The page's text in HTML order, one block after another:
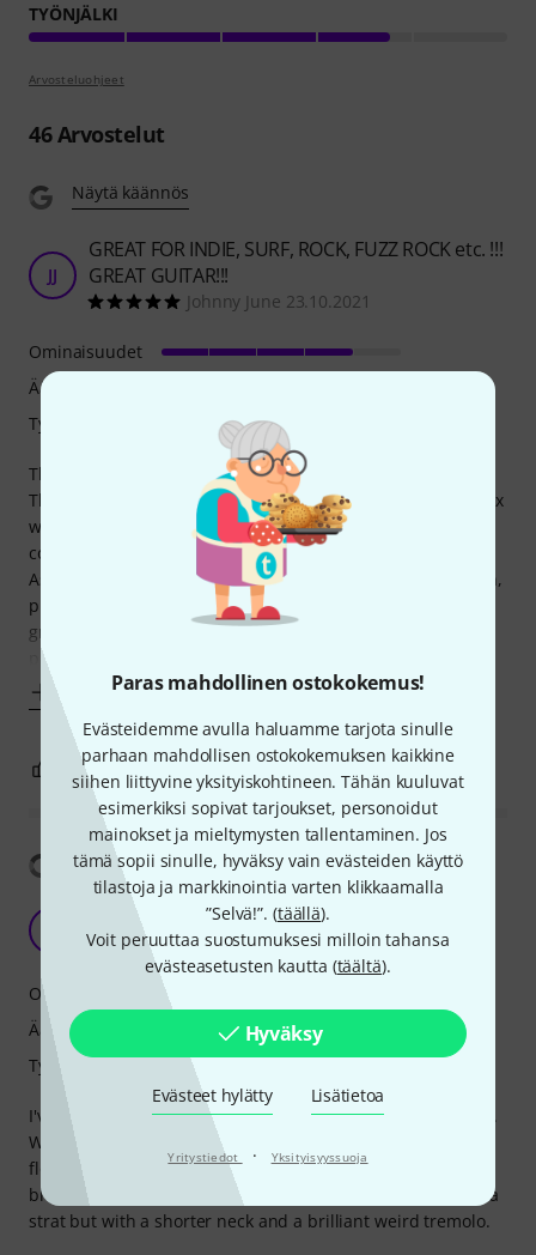
Paras mahdollinen ostokokemus!
Evästeidemme avulla haluamme tarjota sinulle
parhaan mahdollisen ostokokemuksen kaikkine
siihen liittyvine yksityiskohtineen. Tähän kuuluvat
esimerkiksi sopivat tarjoukset, personoidut
mainokset ja mieltymysten tallentaminen. Jos
tämä sopii sinulle, hyväksy vain evästeiden käyttö
tilastoja ja markkinointia varten klikkaamalla
”Selvä!”. (täällä).
Voit peruuttaa suostumuksesi milloin tahansa
evästeasetusten kautta (täältä).
Hyväksy
Evästeet hylätty Lisätietoa
Yritystiedot · Yksityisyyssuoja
TYÖNJÄLKI
Arvosteluohjeet
46Arvostelut
Näytä käännös
JJ
GREAT FOR INDIE, SURF, ROCK, FUZZ ROCK etc. !!!
GREAT GUITAR!!!
Johnny June 23.10.2021
The only place I order music equipment from is Thomann!
The guitar arrived within a week of the initial order. The box
was not destroyed and everything came in perfect
condition.
As for the guitar, I did a little setup, resolved the intonation,
put in new strings, lubricated the tremolo handle with
grease and that’s it. I subsequently put on a Mint green
pickguard
Näytä enemmän
Ominaisuudet
Ääni
Työnjälki
0
Näytä käännös
Buy it as an investment to play like 1000 bucks
manofstrat 29.06.2021
I've been wanting a short scale offset guitar for a long time.
Was just curious in short scale and vintage tremolo with
floating TOM style bridge. Well, in terms of those, I am
blown away! As I mid size human, I am loving a guitar like a
strat but with a shorter neck and a brilliant weird tremolo.
Ominaisuudet
Ääni
Työnjälki